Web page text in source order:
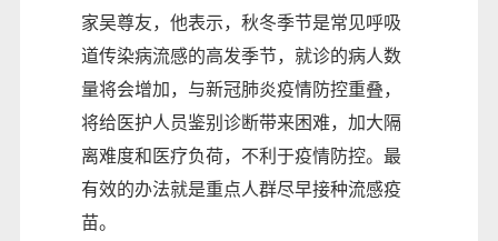
家吴尊友，他表示，秋冬季节是常见呼吸
道传染病流感的高发季节，就诊的病人数
量将会增加，与新冠肺炎疫情防控重叠，
将给医护人员鉴别诊断带来困难，加大隔
离难度和医疗负荷，不利于疫情防控。最
有效的办法就是重点人群尽早接种流感疫
苗。